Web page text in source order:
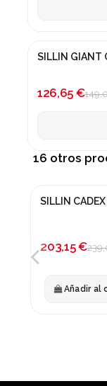
¡En oferta!
SILLIN GIANT
126,65 €
16 otros
-15%
SILLIN
203,15 €
Añadir al